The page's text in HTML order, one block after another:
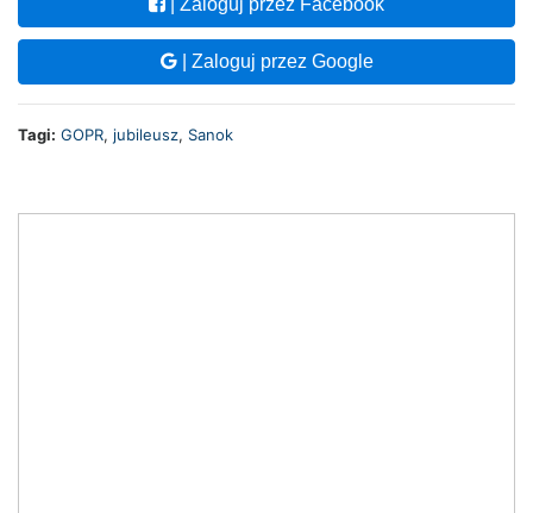
| Zaloguj przez Google
Tagi: GOPR, jubileusz, Sanok